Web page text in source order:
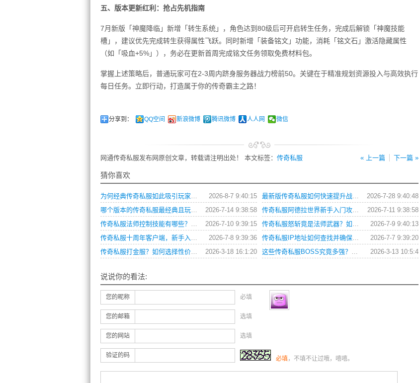
五、版本更新红利：抢占先机指南
7月新版「神魔降临」新增「转生系统」，角色达到80级后可开启转生任务，完成后解锁「神魔技能
槽」，建议优先完成转生获得属性飞跃。同时新增「装备铭文」功能，消耗「铭文石」激活隐藏属性
（如「吸血+5%」），务必在更新首周完成铭文任务领取免费材料包。
掌握上述策略后，普通玩家可在2-3周内跻身服务器战力榜前50。关键在于精准规划资源投入与高效执行
每日任务。立即行动，打造属于你的传奇霸主之路！
分享到： QQ空间 新浪微博 腾讯微博 人人网 微信
« 上一篇 下一篇 »
网通传奇私服发布网原创文章，转载请注明出处！ 本文标签： 传奇私服
猜你喜欢
2026-8-7 9:40:15
为何经典传奇私服如此吸引玩家？深度攻略解析 2026-7-28 9:40:48
最新版传奇私服如何快速提升战力与获取稀有装备？
2026-7-14 9:38:58
哪个版本的传奇私服最经典且玩法多样求推荐？ 2026-7-11 9:38:58
传奇私服阿德拉世界新手入门攻略？如何快速上手？
2026-7-10 9:39:15
传奇私服法师控制技能有哪些？如何巧妙运用制胜？ 2026-7-9 9:40:13
传奇私服怒斩竟是法师武器？如何正确使用与搭配？
2026-7-8 9:39:36
传奇私服十周年客户端，新手入门有哪些必知技巧？ 2026-7-7 9:39:20
传奇私服IP地址如何查找并确保连接安全？
2026-3-18 16:1:20
传奇私服打金服？如何选择性价比最高的版本？ 2026-3-13 10:5:4
这些传奇私服BOSS究竟多强？连行会都闻风丧胆
说说你的看法:
您的昵称 必填
您的邮箱 选填
您的网站 选填
验证的码 必填，不填不让过哦，嘻嘻。